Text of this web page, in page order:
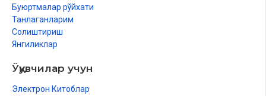
Буюртмалар рўйхати
Танлаганларим
Солиштириш
Янгиликлар
Ўқувчилар учун
Электрон Китоблар